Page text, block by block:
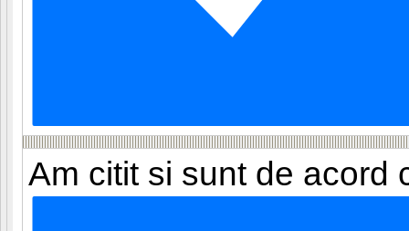
Am citit si sunt de acord